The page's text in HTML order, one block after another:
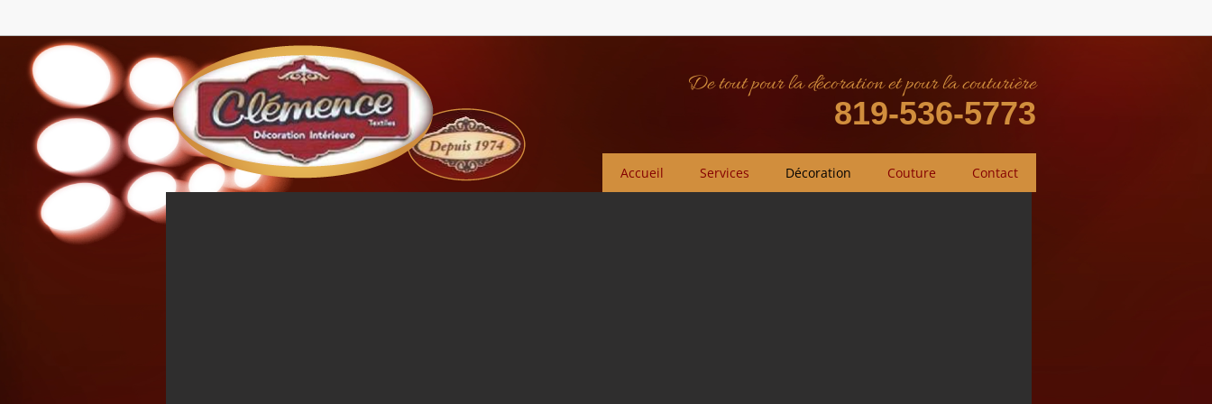
De tout pour la décoration et pour la couturière
819-536-5773
Accueil Services Décoration Couture Contact